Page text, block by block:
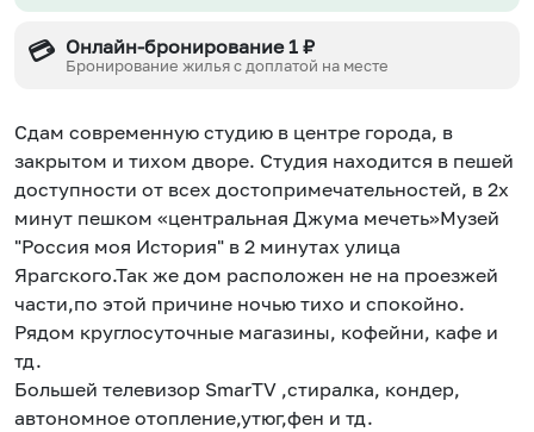
💳 Онлайн-бронирование 1 ₽
Бронирование жилья с доплатой на месте
Сдам современную студию в центре города, в
закрытом и тихом дворе. Студия находится в пешей
доступности от всех достопримечательностей, в 2х
минут пешком «центральная Джума мечеть»Музей
"Россия моя История" в 2 минутах улица
Ярагского.Так же дом расположен не на проезжей
части,по этой причине ночью тихо и спокойно.
Рядом круглосуточные магазины, кофейни, кафе и
тд.
Большей телевизор SmarTV ,стиралка, кондер,
автономное отопление,утюг,фен и тд.